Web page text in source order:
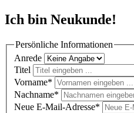
Ich bin Neukunde!
Persönliche Informationen
Anrede
Titel
Vorname*
Nachname*
Neue E-Mail-Adresse*